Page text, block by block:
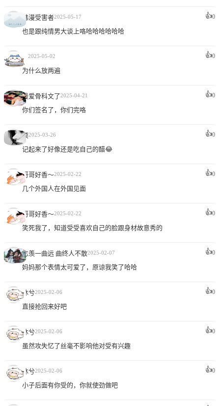
韩漫受害者2025-05-17 👍0
也是跟纯情男大谈上咯哈哈哈哈哈哈
ㅤ 2025-05-02 👍0
为什么放两遍
最爱骨科文了2025-04-21 👍0
你们签名了，你们完咯
烦2025-03-26 👍0
记起来了好像还是吃自己的醋😂
哥哥好香～2025-02-22 👍0
几个外国人在外国见面
哥哥好香～2025-02-22 👍0
笑死我了，知道受受喜欢自己的脸跟身材故意秀的
忘羡一曲远 曲终人不散2025-02-07 👍0
妈妈那个表情太可爱了，原谅我笑了哈哈
沐兮2025-02-06 👍0
直接抢回来好吧
沐兮2025-02-06 👍0
虽然攻失忆了丝毫不影响他对受有兴趣
沐兮2025-02-06 👍0
小子后面有你受的，你就使劲做吧